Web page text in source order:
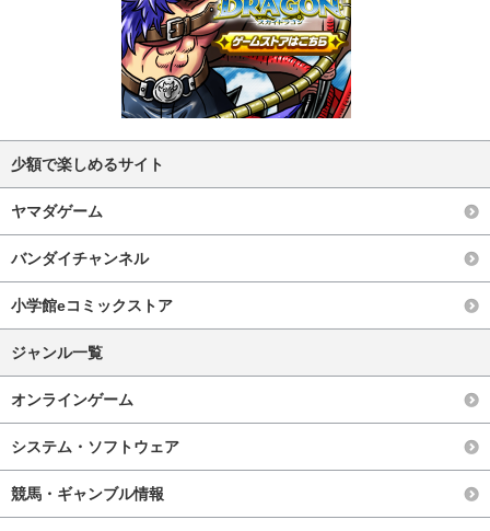
少額で楽しめるサイト
ヤマダゲーム
バンダイチャンネル
小学館eコミックストア
ジャンル一覧
オンラインゲーム
システム・ソフトウェア
競馬・ギャンブル情報